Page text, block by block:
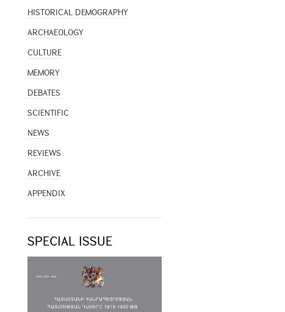
HISTORICAL DEMOGRAPHY
ARCHAEOLOGY
CULTURE
MEMORY
DEBATES
SCIENTIFIC
NEWS
REVIEWS
ARCHIVE
APPENDIX
SPECIAL ISSUE